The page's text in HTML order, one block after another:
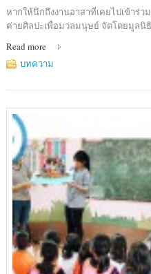
หากให้นึกถึงงานอาสาที่เคยไปเข้าร่ว
ค่ายศิลปะเพื่อมวลมนุษย์ จัดโดยมูลนิ
Read more
บทความ